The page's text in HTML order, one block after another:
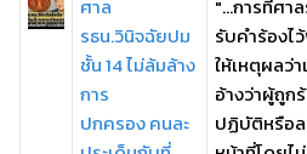
ศาล
รธน.วินิจฉัยปม
ชั้น 14 ไม่ล้มล้าง
การ
ปกครอง คนละ
"...การที่ศา
รับคำร้องไ
ให้เหตุผลว่
อ้างว่าผู้ถูก
ปฏิบัติหรือล